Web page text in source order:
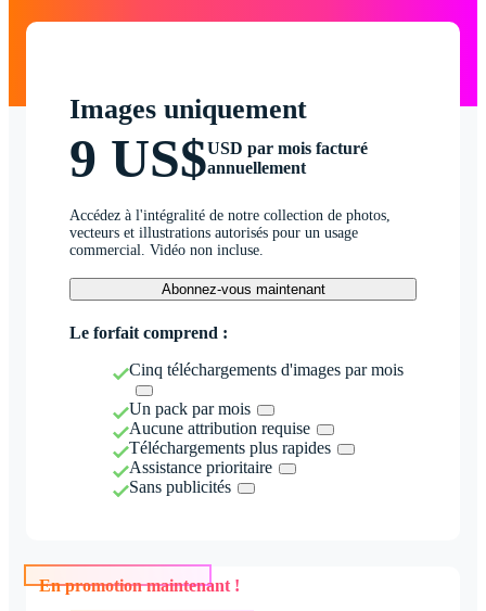
Images uniquement
9 US$USD par mois facturé
annuellement
Accédez à l'intégralité de notre collection de photos,
vecteurs et illustrations autorisés pour un usage
commercial. Vidéo non incluse.
Abonnez-vous maintenant
Le forfait comprend :
Cinq téléchargements d'images par mois
Un pack par mois
Aucune attribution requise
Téléchargements plus rapides
Assistance prioritaire
Sans publicités
En promotion maintenant !